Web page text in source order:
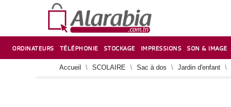
ORDINATEURS TÉLÉPHONIE STOCKAGE IMPRESSIONS SON & IMAGE
Accueil SCOLAIRE Sac à dos Jardin d'enfant